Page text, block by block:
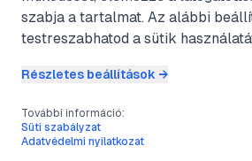
Extrém
víz alatt
#búvárkodás
szabja a tartalmat. Az alábbi
testreszabhatod a sütik
Részletes beállítások →
További információ:
Süti szabályzat
Adatvédelmi nyilatkozat